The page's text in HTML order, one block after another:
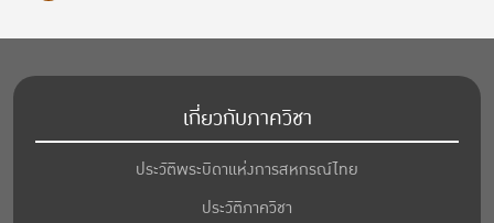
เกี่ยวกับภาควิชา
ประวัติพระบิดาแห่งการสหกรณ์ไทย
ประวัติภาควิชา